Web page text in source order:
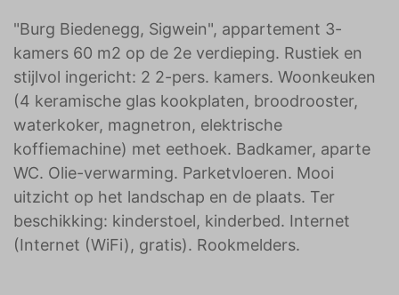
"Burg Biedenegg, Sigwein", appartement 3-
kamers 60 m2 op de 2e verdieping. Rustiek en
stijlvol ingericht: 2 2-pers. kamers. Woonkeuken
(4 keramische glas kookplaten, broodrooster,
waterkoker, magnetron, elektrische
koffiemachine) met eethoek. Badkamer, aparte
WC. Olie-verwarming. Parketvloeren. Mooi
uitzicht op het landschap en de plaats. Ter
beschikking: kinderstoel, kinderbed. Internet
(Internet (WiFi), gratis). Rookmelders.